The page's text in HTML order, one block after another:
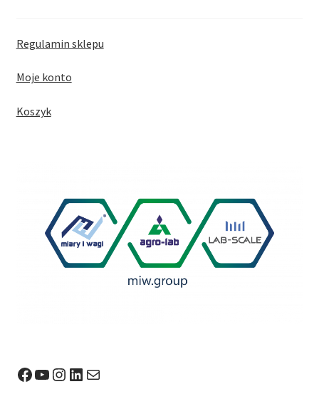
Regulamin sklepu
Moje konto
Koszyk
Facebook
YouTube
Instagram
LinkedIn
Mail